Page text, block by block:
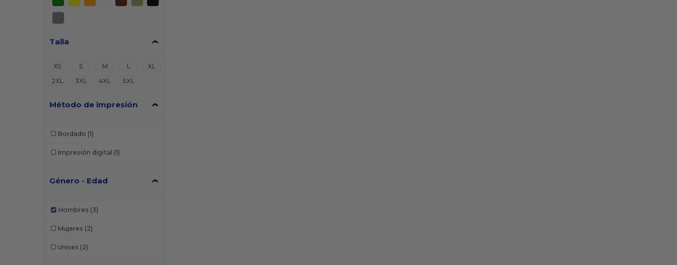
Talla
XS S M L
XL
2XL
3XL 4XL 5XL
Método de impresión
Bordado (1)
Impresión digital (1)
Género - Edad
Hombres (3)
Mujeres (2)
Unisex (2)